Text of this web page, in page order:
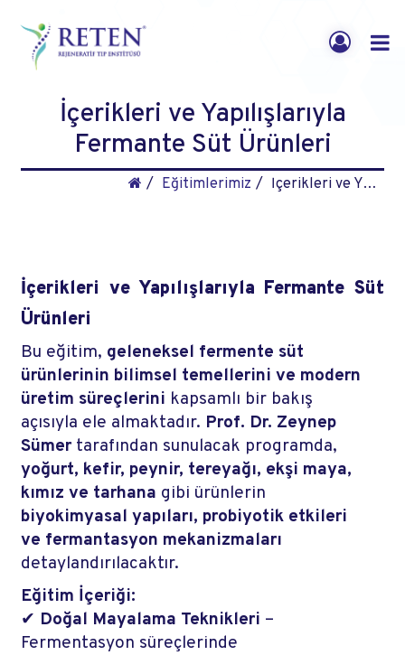
İçerikleri ve Yapılışlarıyla
Fermante Süt Ürünleri
Eğitimlerimiz İçerikleri ve Yapılışlarıyla Fermante Süt Ürünleri
İçerikleri ve Yapılışlarıyla Fermante Süt
Ürünleri
Bu eğitim, geleneksel fermente süt
ürünlerinin bilimsel temellerini ve modern
üretim süreçlerini kapsamlı bir bakış
açısıyla ele almaktadır. Prof. Dr. Zeynep
Sümer tarafından sunulacak programda,
yoğurt, kefir, peynir, tereyağı, ekşi maya,
kımız ve tarhana gibi ürünlerin
biyokimyasal yapıları, probiyotik etkileri
ve fermantasyon mekanizmaları
detaylandırılacaktır.
Eğitim İçeriği:
✔ Doğal Mayalama Teknikleri –
Fermentasyon süreçlerinde